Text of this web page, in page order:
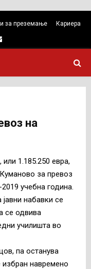
за преземање Кариера
Email
на
1.185.250 евра,
за превоз
учебна година.
набавки се
се одвива
училишта во
па останува
избран навремено